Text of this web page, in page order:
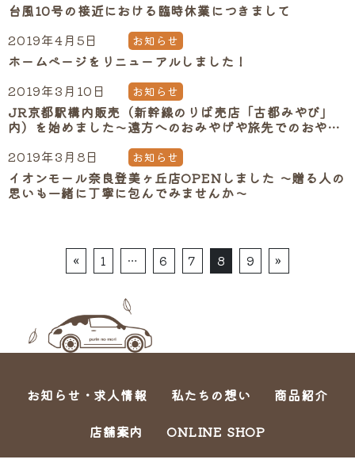
台風10号の接近における臨時休業につきまして
2019年4月5日
お知らせ
ホームページをリニューアルしました！
2019年3月10日
お知らせ
JR京都駅構内販売（新幹線のりば売店「古都みやび」
内）を始めました～遠方へのおみやげや旅先でのおやつ
2019年3月8日 お知らせ
イオンモール奈良登美ヶ丘店OPENしました ～贈る人の
思いも一緒に丁寧に包んでみませんか～
Posts navigation
« 1 … 6 7 8 9 »
お知らせ・求人情報 私たちの想い
商品紹介
店舗案内
ONLINE SHOP